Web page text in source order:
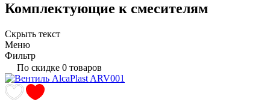
Комплектующие к смесителям
Скрыть текст
Меню
Фильтр
По скидке 0 товаров